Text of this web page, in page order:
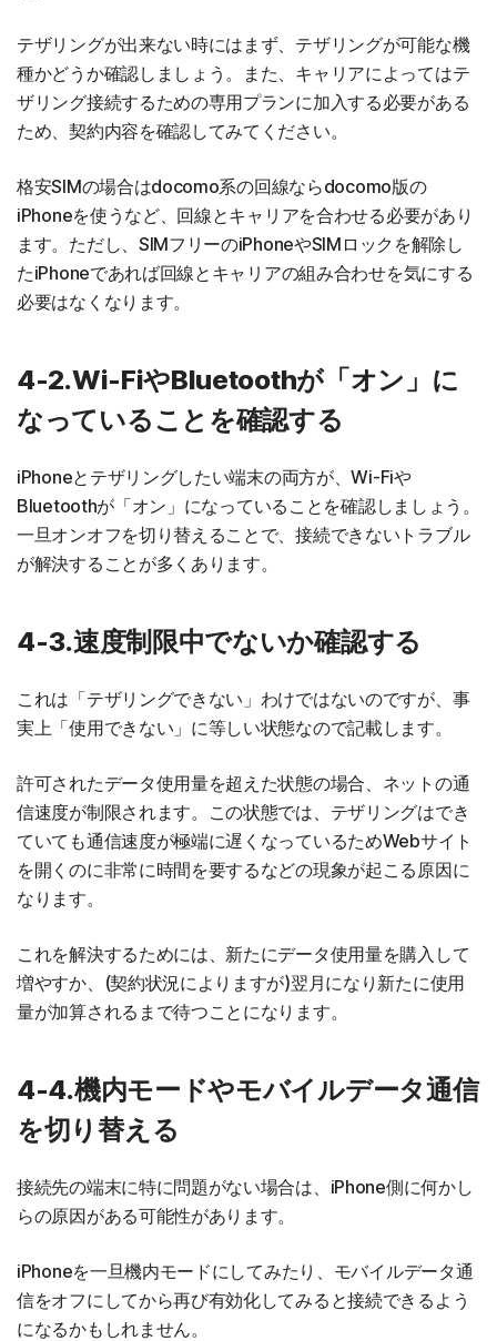
テザリングが出来ない時にはまず、テザリングが可能な機
種かどうか確認しましょう。また、キャリアによってはテ
ザリング接続するための専用プランに加入する必要がある
ため、契約内容を確認してみてください。
格安SIMの場合はdocomo系の回線ならdocomo版の
iPhoneを使うなど、回線とキャリアを合わせる必要があり
ます。ただし、SIMフリーのiPhoneやSIMロックを解除し
たiPhoneであれば回線とキャリアの組み合わせを気にする
必要はなくなります。
4-2.Wi-FiやBluetoothが「オン」に
なっていることを確認する
iPhoneとテザリングしたい端末の両方が、Wi-Fiや
Bluetoothが「オン」になっていることを確認しましょう。
一旦オンオフを切り替えることで、接続できないトラブル
が解決することが多くあります。
4-3.速度制限中でないか確認する
これは「テザリングできない」わけではないのですが、事
実上「使用できない」に等しい状態なので記載します。
許可されたデータ使用量を超えた状態の場合、ネットの通
信速度が制限されます。この状態では、テザリングはでき
ていても通信速度が極端に遅くなっているためWebサイト
を開くのに非常に時間を要するなどの現象が起こる原因に
なります。
これを解決するためには、新たにデータ使用量を購入して
増やすか、(契約状況によりますが)翌月になり新たに使用
量が加算されるまで待つことになります。
4-4.機内モードやモバイルデータ通信
を切り替える
接続先の端末に特に問題がない場合は、iPhone側に何かし
らの原因がある可能性があります。
iPhoneを一旦機内モードにしてみたり、モバイルデータ通
信をオフにしてから再び有効化してみると接続できるよう
になるかもしれません。